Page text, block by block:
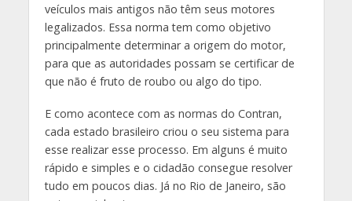
veículos mais antigos não têm seus motores
legalizados. Essa norma tem como objetivo
principalmente determinar a origem do motor,
para que as autoridades possam se certificar de
que não é fruto de roubo ou algo do tipo.
E como acontece com as normas do Contran,
cada estado brasileiro criou o seu sistema para
esse realizar esse processo. Em alguns é muito
rápido e simples e o cidadão consegue resolver
tudo em poucos dias. Já no Rio de Janeiro, são